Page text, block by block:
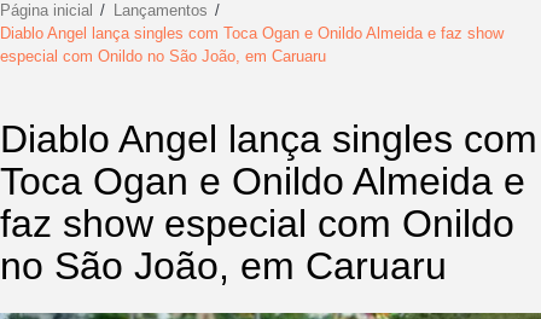
Página inicial
Lançamentos
Diablo Angel lança singles com Toca Ogan e Onildo Almeida e faz show
especial com Onildo no São João, em Caruaru
Diablo Angel lança singles com
Toca Ogan e Onildo Almeida e
faz show especial com Onildo
no São João, em Caruaru